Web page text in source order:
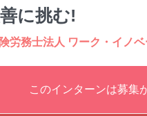
に挑む!
労務士法人 ワーク・イノ
このインターンは募集